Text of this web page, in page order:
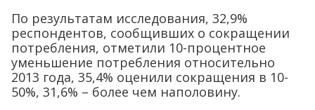
По результатам исследования, 32,9%
респондентов, сообщивших о сокращении
потребления, отметили 10-процентное
уменьшение потребления относительно
2013 года, 35,4% оценили сокращения в 10-
50%, 31,6% – более чем наполовину.